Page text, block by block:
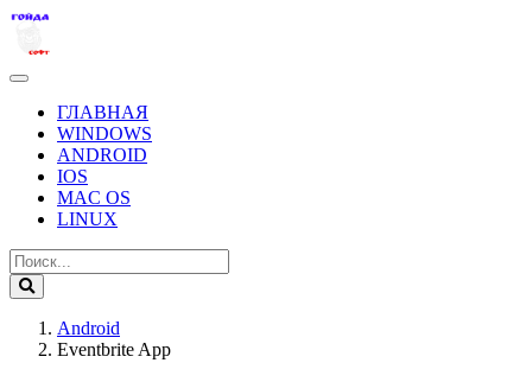
ГЛАВНАЯ
WINDOWS
ANDROID
IOS
MAC OS
LINUX
Android
Eventbrite App